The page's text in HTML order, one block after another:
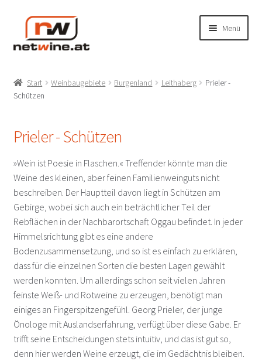
Zur
Navigation
springen
Zum
Inhalt
springen
Menü
Produzenten
A-NOBIS Norbert Szigeti – Gols
Achs Paul – Gols
Achs Werner – Gols
Artner – Deutschkreutz
Bayer Erbhof – Donnerskirchen
Bayer Heribert – Neckenmarkt
Böheim – Arbesthal
Bründlmayer – Langenlois
Start Weinbaugebiete Burgenland Leithaberg
Prieler -
Schützen
Prieler - Schützen
»Wein ist Poesie in Flaschen.« Treffender könnte man die
Weine des kleinen, aber feinen Familienweinguts nicht
beschreiben. Der Hauptteil davon liegt in Schützen am
Gebirge, wobei sich auch ein beträchtlicher Teil der
Rebflächen in der Nachbarortschaft Oggau befindet. In jeder
Himmelsrichtung gibt es eine andere
Bodenzusammensetzung, und so ist es einfach zu erklären,
dass für die einzelnen Sorten die besten Lagen gewählt
werden konnten. Um allerdings schon seit vielen Jahren
feinste Weiß- und Rotweine zu erzeugen, benötigt man
einiges an Fingerspitzengefühl. Georg Prieler, der junge
Önologe mit Auslandserfahrung, verfügt über diese Gabe. Er
trifft seine Entscheidungen stets intuitiv, und das ist gut so,
denn hier werden Weine erzeugt, die im Gedächtnis bleiben.